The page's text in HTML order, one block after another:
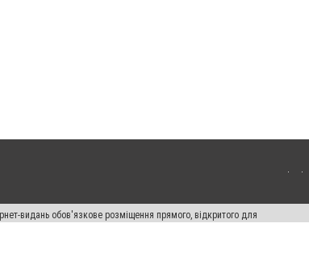
видань обов'язкове розміщення прямого, відкритого для